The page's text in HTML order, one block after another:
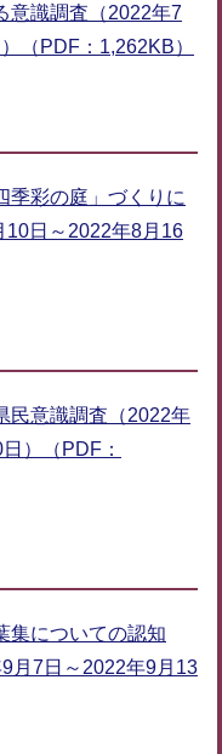
意識調査（2022年7
（PDF：1,262KB）
季彩の庭」づくりに
10日～2022年8月16
民意識調査（2022年
）（PDF：
集についての認知
月7日～2022年9月13